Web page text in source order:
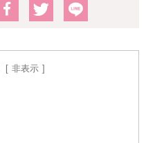
非表示